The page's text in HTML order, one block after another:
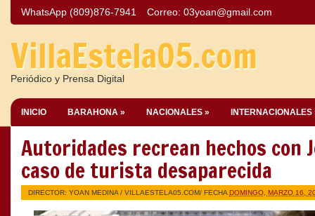
WhatsApp (809)876-7941 Correo: 03yoan@gmail.com
VillaEstela05.com
Periódico y Prensa Digital
INICIO BARAHONA » NACIONALES » INTERNACIONALES
Autoridades recrean hechos con
caso de turista desaparecida
DIRECTOR: YOAN MEDINA / VILLAESTELA05.COM/ FECHA DOMINGO, MARZO 16,